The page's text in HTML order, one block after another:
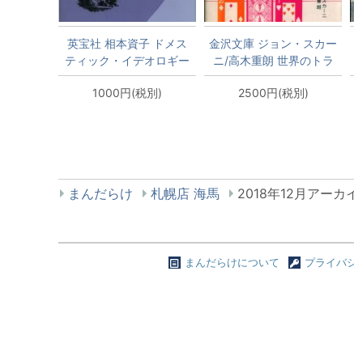
英宝社 相本資子 ドメス
ティック・イデオロギー
への挑戦
1000円(税別)
金沢文庫 ジョン・スカー
ニ/高木重朗 世界のトラ
ンプ手品
2500円(税別)
まんだらけ 札幌店 海馬 2018年12月アーカ
まんだらけについて プライバ